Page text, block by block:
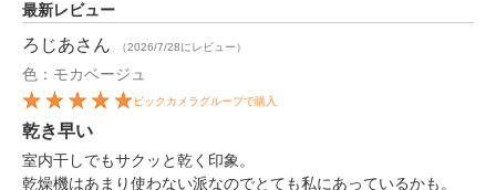
最新レビュー
ろじあさん （2026/7/28にレビュー）
色：モカベージュ
ビックカメラグループで購入
乾き早い
室内干しでもサクッと乾く印象。
乾燥機はあまり使わない派なのでとても私にあっているかも。